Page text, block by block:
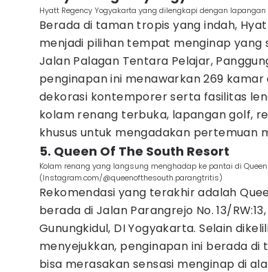
Hyatt Regency Yogyakarta yang dilengkapi dengan
Berada di taman tropis yang indah,
menjadi pilihan tempat menginap yang
Jalan Palagan Tentara Pelajar,
penginapan ini menawarkan 269 kamar
dekorasi kontemporer serta fasilitas
kolam renang terbuka, lapangan golf,
khusus untuk mengadakan pertemuan
5. Queen Of The South Resort
Kolam renang yang langsung menghadap ke pantai di Queen
(Instagram.com/@queenofthesouth.parangtritis)
Rekomendasi yang terakhir adalah
berada di Jalan Parangrejo No. 13/
Gunungkidul, DI Yogyakarta. Selain
menyejukkan, penginapan ini berada di
bisa merasakan sensasi menginap di